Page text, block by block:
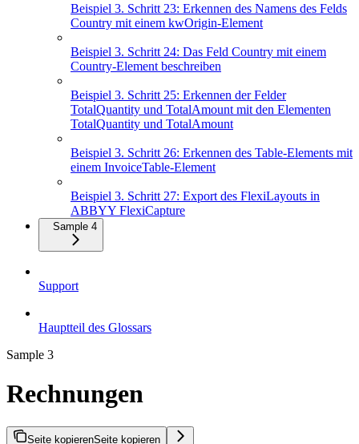
Beispiel 3. Schritt 23: Erkennen des Namens des Felds
Country mit einem kwOrigin-Element
Beispiel 3. Schritt 24: Das Feld Country mit einem
Country-Element beschreiben
Beispiel 3. Schritt 25: Erkennen der Felder
TotalQuantity und TotalAmount mit den Elementen
TotalQuantity und TotalAmount
Beispiel 3. Schritt 26: Erkennen des Table-Elements mit
einem InvoiceTable-Element
Beispiel 3. Schritt 27: Export des FlexiLayouts in
ABBYY FlexiCapture
Sample 4
Support
Hauptteil des Glossars
Sample 3
Rechnungen
Seite kopierenSeite kopieren